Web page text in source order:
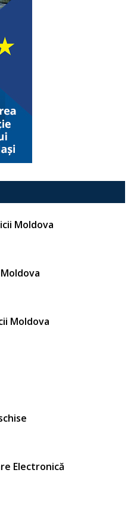
Moldova
Moldova
Electronică